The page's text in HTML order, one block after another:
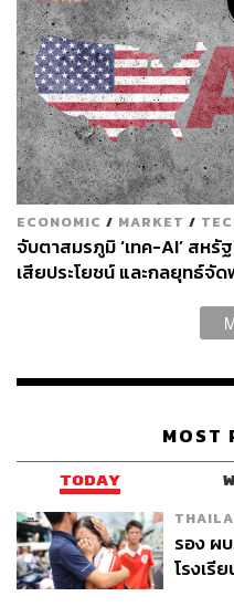
ECONOMIC / MARKET /
จับตาสมรภูมิ ‘เทค-AI’ สหรั
เสียประโยชน์ และกลยุทธ์จั
MOST
TODAY
รอง ผ
โรงเรี